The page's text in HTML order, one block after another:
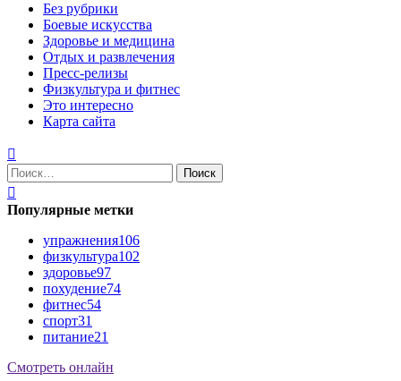
Без рубрики
Боевые искусства
Здоровье и медицина
Отдых и развлечения
Пресс-релизы
Физкультура и фитнес
Это интересно
Карта сайта
Найти:
Популярные метки
упражнения106
физкультура102
здоровье97
похудение74
фитнес54
спорт31
питание21
Смотреть онлайн